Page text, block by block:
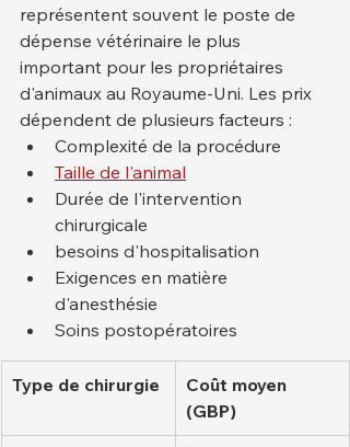
représentent souvent le poste de
dépense vétérinaire le plus
important pour les propriétaires
d'animaux au Royaume-Uni. Les prix
dépendent de plusieurs facteurs :
Complexité de la procédure
Taille de l'animal
Durée de l'intervention
chirurgicale
besoins d'hospitalisation
Exigences en matière
d'anesthésie
Soins postopératoires
Type de chirurgie
Coût moyen
(GBP)